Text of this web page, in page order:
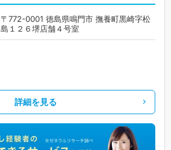
〒772-0001 徳島県鳴門市 撫養町黒崎字松
島１２６堺店舗４号室
詳細を見る